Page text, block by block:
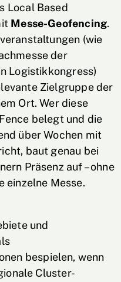
Local Based
Messe-Geofencing.
(wie
der
Logistikkongress)
Zielgruppe der
Ort. Wer diese
belegt und die
über Wochen mit
baut genau bei
Präsenz auf – ohne
einzelne Messe.
und
bespielen, wenn
Cluster-